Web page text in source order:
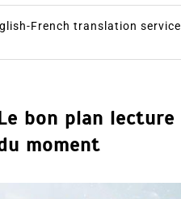
French translation service
bon plan lecture
moment